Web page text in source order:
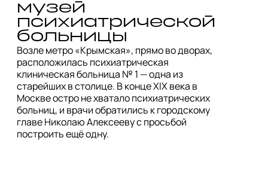
музей
психиатрической
больницы
Возле метро «Крымская», прямо во дворах,
расположилась психиатрическая
клиническая больница № 1 — одна из
старейших в столице. В конце XIX века в
Москве остро не хватало психиатрических
больниц, и врачи обратились к городскому
главе Николаю Алексееву с просьбой
построить ещё одну.